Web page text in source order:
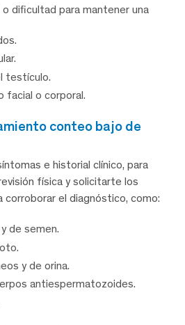
dificultad para mantener una
testículo.
facial o corporal.
e historial clínico, para
física y solicitarte los
el diagnóstico, como:
de semen.
y de orina.
antiespermatozoides.